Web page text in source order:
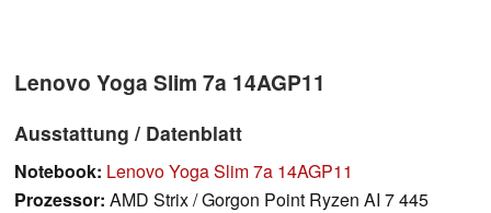
Lenovo Yoga Slim 7a 14AGP11
Ausstattung / Datenblatt
Notebook: Lenovo Yoga Slim 7a 14AGP11
Prozessor: AMD Strix / Gorgon Point Ryzen AI 7 445